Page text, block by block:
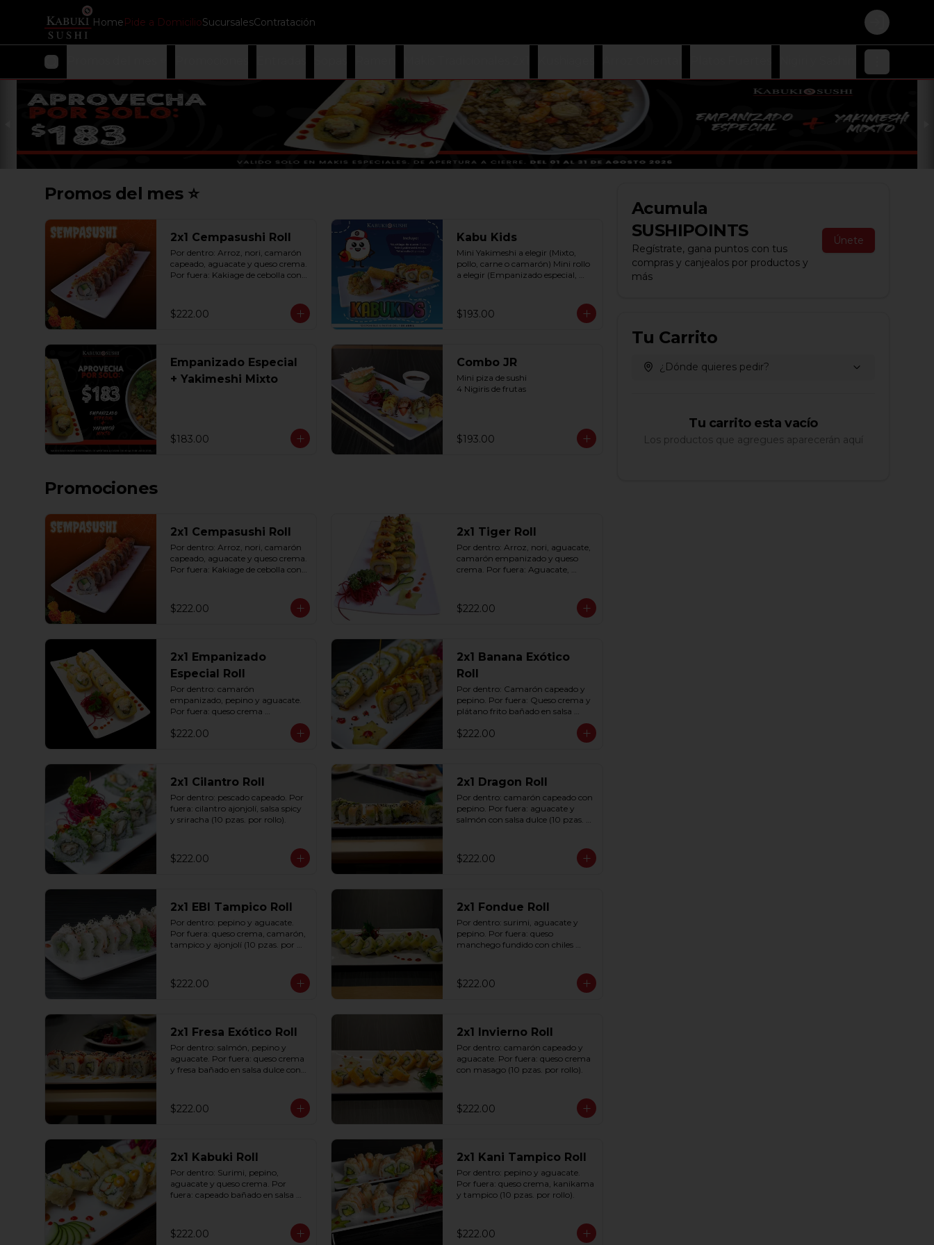
HomePide a DomicilioSucursalesContratación Login
Promos del mes ⭐
2x1 Cempasushi Roll
Por dentro: Arroz, nori, camarón
capeado, aguacate y queso crema.
Por fuera: Kakiage de cebolla con
$222.00
Kabu Kids
Mini Yakimeshi a elegir (Mixto,
pollo, carne o camarón) Mini rollo
a elegir (Empanizado especial,
$193.00
Empanizado Especial
+ Yakimeshi Mixto
$183.00
Combo JR
Mini piza de sushi
4 Nigiris de frutas
$193.00
Promociones
2x1 Cempasushi Roll
Por dentro: Arroz, nori, camarón
capeado, aguacate y queso crema.
Por fuera: Kakiage de cebolla con
$222.00
2x1 Tiger Roll
Por dentro: Arroz, nori, aguacate,
camarón empanizado y queso
crema. Por fuera: Aguacate,
anguila (10 pzas. por rollo).
$222.00
2x1 Empanizado
Especial Roll
Por dentro: camarón
empanizado, pepino y aguacate.
Por fuera: queso crema
pzas. por rollo).
$222.00
2x1 Banana Exótico
Roll
Por dentro: Camarón capeado y
pepino. Por fuera: Queso crema y
plátano frito bañado en salsa
rollo).
$222.00
2x1 Cilantro Roll
Por dentro: pescado capeado. Por
fuera: cilantro ajonjolí, salsa spicy
y sriracha (10 pzas. por rollo).
$222.00
2x1 Dragon Roll
Por dentro: camarón capeado con
pepino. Por fuera: aguacate y
salmón con salsa dulce (10 pzas.
$222.00
2x1 EBI Tampico Roll
Por dentro: pepino y aguacate.
Por fuera: queso crema, camarón,
tampico y ajonjolí (10 pzas. por
$222.00
2x1 Fondue Roll
Por dentro: surimi, aguacate y
pepino. Por fuera: queso
manchego fundido con chiles
$222.00
2x1 Fresa Exótico Roll
Por dentro: salmón, pepino y
aguacate. Por fuera: queso crema
y fresa bañado en salsa dulce con
$222.00
2x1 Invierno Roll
Por dentro: camarón capeado y
aguacate. Por fuera: queso crema
con masago (10 pzas. por rollo).
$222.00
2x1 Kabuki Roll
Por dentro: Surimi, pepino,
aguacate y queso crema. Por
fuera: capeado bañado en salsa
$222.00
2x1 Kani Tampico Roll
Por dentro: pepino y aguacate.
Por fuera: queso crema, kanikama
y tampico (10 pzas. por rollo).
$222.00
Acumula
SUSHIPOINTS
Regístrate, gana puntos con tus
compras y canjealos por productos y
más
Únete
Tu Carrito
¿Dónde quieres pedir?
Tu carrito esta vacío
Los productos que agregues aparecerán aquí